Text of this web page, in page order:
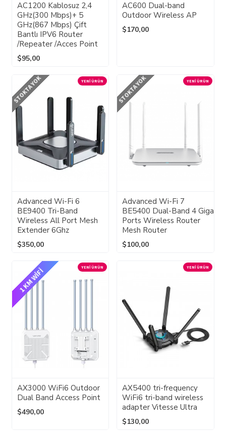
AC1200 Kablosuz 2,4
GHz(300 Mbps)+ 5
GHz(867 Mbps) Çift
Bantlı IPV6 Router
/Repeater /Acces Point
$95,00
AC600 Dual-band
Outdoor Wireless AP
$170,00
YENI ÜRÜN
STOKTA YOK
Advanced Wi-Fi 6
BE9400 Tri-Band
Wireless All Port Mesh
Extender 6Ghz
$350,00
YENI ÜRÜN
STOKTA YOK
Advanced Wi-Fi 7
BE5400 Dual-Band 4 Giga
Ports Wireless Router
Mesh Router
$100,00
YENI ÜRÜN
1 KM WİFİ
AX3000 WiFi6 Outdoor
Dual Band Access Point
$490,00
YENI ÜRÜN
AX5400 tri-frequency
WiFi6 tri-band wireless
adapter Vitesse Ultra
$130,00